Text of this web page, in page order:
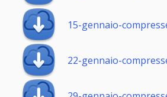
15-gennaio-
22-gennaio-